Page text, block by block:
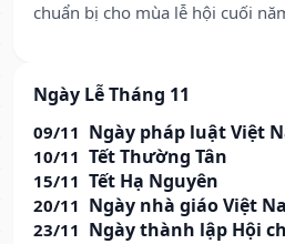
chuẩn bị cho mùa lễ hội cuối
Ngày Lễ Tháng 11
09/11 Ngày pháp luật Việt
10/11 Tết Thường Tân
15/11 Tết Hạ Nguyên
20/11 Ngày nhà giáo Việt
23/11 Ngày thành lập Hội